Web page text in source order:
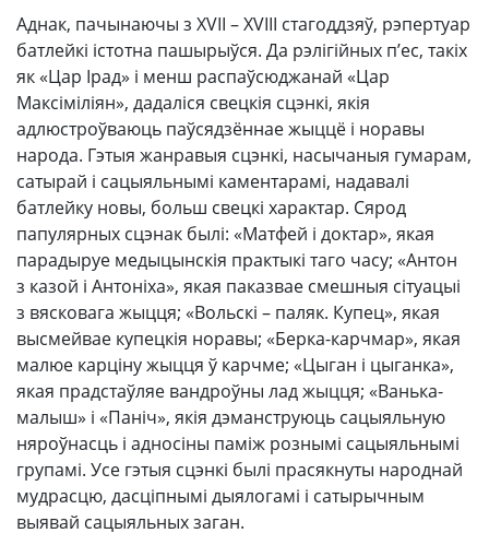
Аднак, пачынаючы з XVII – XVIII стагоддзяў, рэпертуар
батлейкі істотна пашырыўся. Да рэлігійных п’ес, такіх
як «Цар Ірад» і менш распаўсюджанай «Цар
Максіміліян», дадаліся свецкія сцэнкі, якія
адлюстроўваюць паўсядзённае жыццё і норавы
народа. Гэтыя жанравыя сцэнкі, насычаныя гумарам,
сатырай і сацыяльнымі каментарамі, надавалі
батлейку новы, больш свецкі характар. Сярод
папулярных сцэнак былі: «Матфей і доктар», якая
парадыруе медыцынскія практыкі таго часу; «Антон
з казой і Антоніха», якая паказвае смешныя сітуацыі
з вясковага жыцця; «Вольскі – паляк. Купец», якая
высмейвае купецкія норавы; «Берка-карчмар», якая
малюе карціну жыцця ў карчме; «Цыган і цыганка»,
якая прадстаўляе вандроўны лад жыцця; «Ванька-
малыш» і «Паніч», якія дэманструюць сацыяльную
няроўнасць і адносіны паміж рознымі сацыяльнымі
групамі. Усе гэтыя сцэнкі былі прасякнуты народнай
мудрасцю, дасціпнымі дыялогамі і сатырычным
выявай сацыяльных заган.